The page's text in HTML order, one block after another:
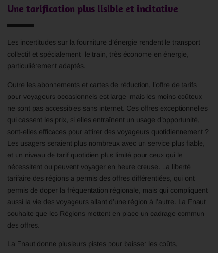
Une tarification plus lisible et incitative
Les incertitudes sur la fourniture d’énergie rendent le transport
collectif et spécialement le train, très économe en énergie,
particulièrement adaptés.
Outre les abonnements et cartes de réduction, l’offre de tarifs
pour voyageurs occasionnels est large, mais les moins coûteux
ne sont pas accessibles sans internet. Ces offres exceptionnelles
qui cassent les prix, si elles entraînent un usage d’opportunité,
sont-elles efficaces pour attirer des voyageurs quotidiennement ?
Les usagers seraient plus nombreux avec un service plus fiable,
et un niveau de tarif quotidien plus limité pour ceux qui le
nécessitent ou peuvent voyager en heure creuse. La liberté
tarifaire des régions a permis des offres différentiées, qui ont
permis de doper la fréquentation régionale, mais qui compliquent
aussi la vie des voyageurs allant d’une région à l’autre. La Fnaut
souhaite que les Régions mettent en place un cadrage commun
des offres.
La Fnaut donne plusieurs pistes pour baisser les coûts,